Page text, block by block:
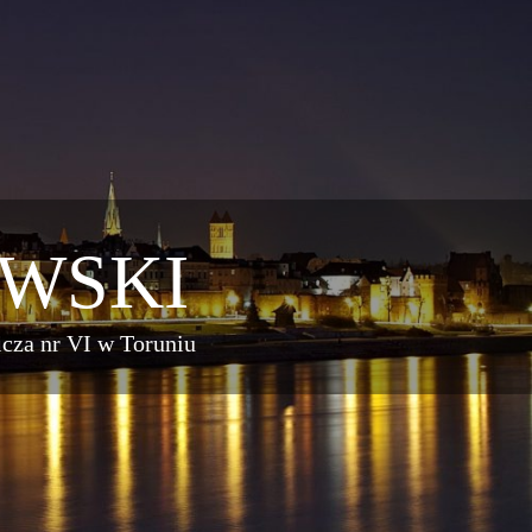
nr VI w Toruniu